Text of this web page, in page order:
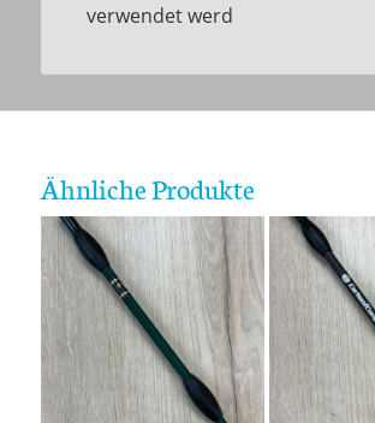
verwendet werd
Ähnliche Produkte